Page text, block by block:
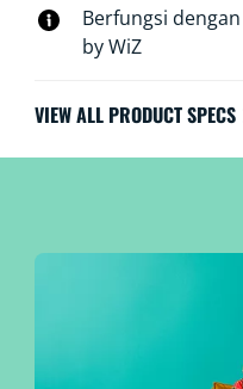
Berfungsi
by WiZ
VIEW ALL PRODUCT SPECS